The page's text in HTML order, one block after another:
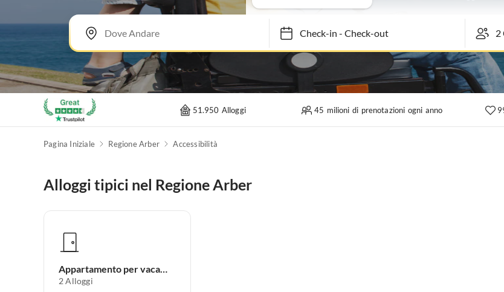
Check-in- Check-out
51.950 Alloggi 45 milioni di prenotazioni ogni anno
Pagina Iniziale Regione Arber Accessibilità
Alloggi tipici nel Regione Arber
Appartamento per vacanze
2 Alloggi